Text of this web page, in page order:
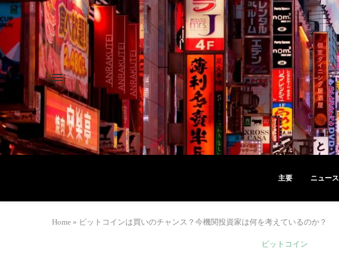
主要 ニュース
Home » ビットコインは買いのチャンス？今機関投資家は何を考えているのか？
ビットコイン